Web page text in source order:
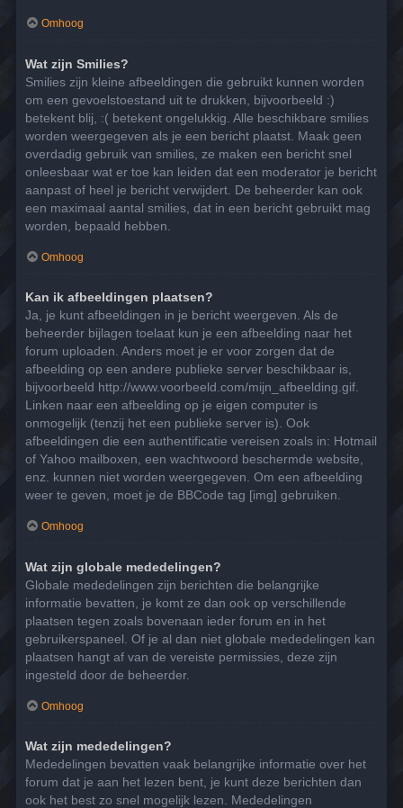
Omhoog
Wat zijn Smilies?
Smilies zijn kleine afbeeldingen die gebruikt kunnen worden
om een gevoelstoestand uit te drukken, bijvoorbeeld :)
betekent blij, :( betekent ongelukkig. Alle beschikbare smilies
worden weergegeven als je een bericht plaatst. Maak geen
overdadig gebruik van smilies, ze maken een bericht snel
onleesbaar wat er toe kan leiden dat een moderator je bericht
aanpast of heel je bericht verwijdert. De beheerder kan ook
een maximaal aantal smilies, dat in een bericht gebruikt mag
worden, bepaald hebben.
Omhoog
Kan ik afbeeldingen plaatsen?
Ja, je kunt afbeeldingen in je bericht weergeven. Als de
beheerder bijlagen toelaat kun je een afbeelding naar het
forum uploaden. Anders moet je er voor zorgen dat de
afbeelding op een andere publieke server beschikbaar is,
bijvoorbeeld http://www.voorbeeld.com/mijn_afbeelding.gif.
Linken naar een afbeelding op je eigen computer is
onmogelijk (tenzij het een publieke server is). Ook
afbeeldingen die een authentificatie vereisen zoals in: Hotmail
of Yahoo mailboxen, een wachtwoord beschermde website,
enz. kunnen niet worden weergegeven. Om een afbeelding
weer te geven, moet je de BBCode tag [img] gebruiken.
Omhoog
Wat zijn globale mededelingen?
Globale mededelingen zijn berichten die belangrijke
informatie bevatten, je komt ze dan ook op verschillende
plaatsen tegen zoals bovenaan ieder forum en in het
gebruikerspaneel. Of je al dan niet globale mededelingen kan
plaatsen hangt af van de vereiste permissies, deze zijn
ingesteld door de beheerder.
Omhoog
Wat zijn mededelingen?
Mededelingen bevatten vaak belangrijke informatie over het
forum dat je aan het lezen bent, je kunt deze berichten dan
ook het best zo snel mogelijk lezen. Mededelingen